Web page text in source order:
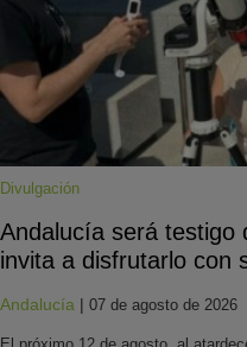
Divulgación
Andalucía será testigo
invita a disfrutarlo con
Andalucía | 07 de agosto de 2026